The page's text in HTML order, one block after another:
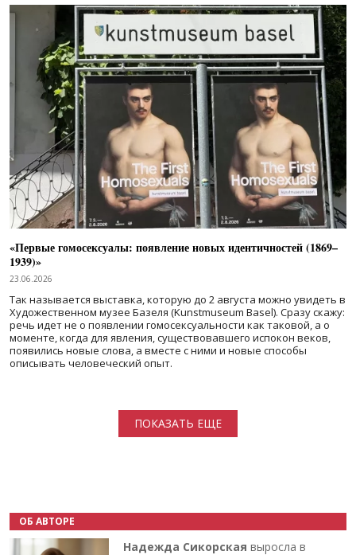
«Первые гомосексуалы: появление новых идентичностей (1869–
1939)»
23.06.2026
Так называется выставка, которую до 2 августа можно увидеть в
Художественном музее Базеля (Kunstmuseum Basel). Сразу скажу:
речь идет не о появлении гомосексуальности как таковой, а о
моменте, когда для явления, существовавшего испокон веков,
появились новые слова, а вместе с ними и новые способы
описывать человеческий опыт.
ПОКАЗАТЬ ЕЩЕ
ОБ АВТОРЕ
Надежда Сикорская выросла в